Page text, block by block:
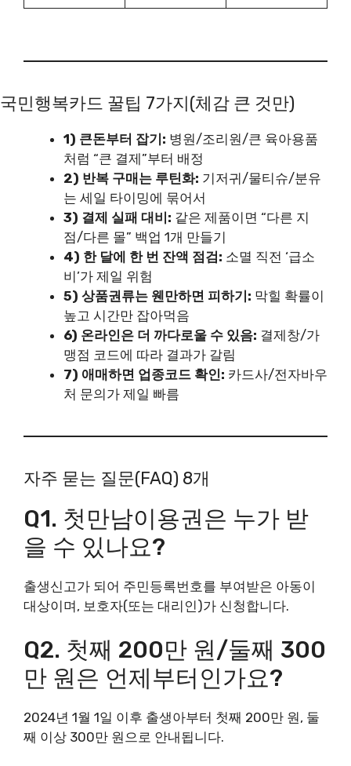
국민행복카드 꿀팁 7가지(체감 큰 것만)
1) 큰돈부터 잡기: 병원/조리원/큰 육아용품
처럼 “큰 결제”부터 배정
2) 반복 구매는 루틴화: 기저귀/물티슈/분유
는 세일 타이밍에 묶어서
3) 결제 실패 대비: 같은 제품이면 “다른 지
점/다른 몰” 백업 1개 만들기
4) 한 달에 한 번 잔액 점검: 소멸 직전 ‘급소
비’가 제일 위험
5) 상품권류는 웬만하면 피하기: 막힐 확률이
높고 시간만 잡아먹음
6) 온라인은 더 까다로울 수 있음: 결제창/가
맹점 코드에 따라 결과가 갈림
7) 애매하면 업종코드 확인: 카드사/전자바우
처 문의가 제일 빠름
자주 묻는 질문(FAQ) 8개
Q1. 첫만남이용권은 누가 받
을 수 있나요?
출생신고가 되어 주민등록번호를 부여받은 아동이
대상이며, 보호자(또는 대리인)가 신청합니다.
Q2. 첫째 200만 원/둘째 300
만 원은 언제부터인가요?
2024년 1월 1일 이후 출생아부터 첫째 200만 원, 둘
째 이상 300만 원으로 안내됩니다.